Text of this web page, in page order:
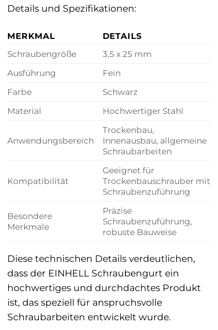
Details und Spezifikationen:
MERKMAL
DETAILS
Schraubengröße
3,5 x 25 mm
Ausführung
Fein
Farbe
Schwarz
Material
Hochwertiger Stahl
Anwendungsbereich
Trockenbau,
Innenausbau, allgemeine
Schraubarbeiten
Kompatibilität
Geeignet für
Trockenbauschrauber mit
Schraubenzuführung
Besondere
Merkmale
Präzise
Schraubenzuführung,
robuste Bauweise
Diese technischen Details verdeutlichen,
dass der EINHELL Schraubengurt ein
hochwertiges und durchdachtes Produkt
ist, das speziell für anspruchsvolle
Schraubarbeiten entwickelt wurde.